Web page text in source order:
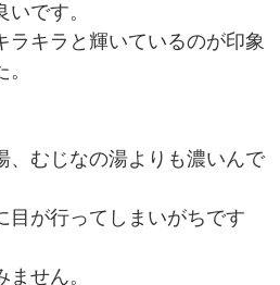
です。
ラキラと輝いているのが印象
、むじなの湯よりも濃いんで
目が行ってしまいがちです
せん。